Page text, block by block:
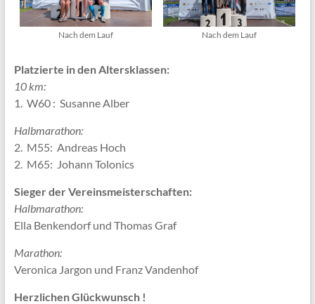
Nach dem Lauf Nach dem Lauf
Platzierte in den Altersklassen:
10 km:
1. W60 : Susanne Alber
Halbmarathon:
2. M55: Andreas Hoch
2. M65: Johann Tolonics
Sieger der Vereinsmeisterschaften:
Halbmarathon:
Ella Benkendorf und Thomas Graf
Marathon:
Veronica Jargon und Franz Vandenhof
Herzlichen Glückwunsch !